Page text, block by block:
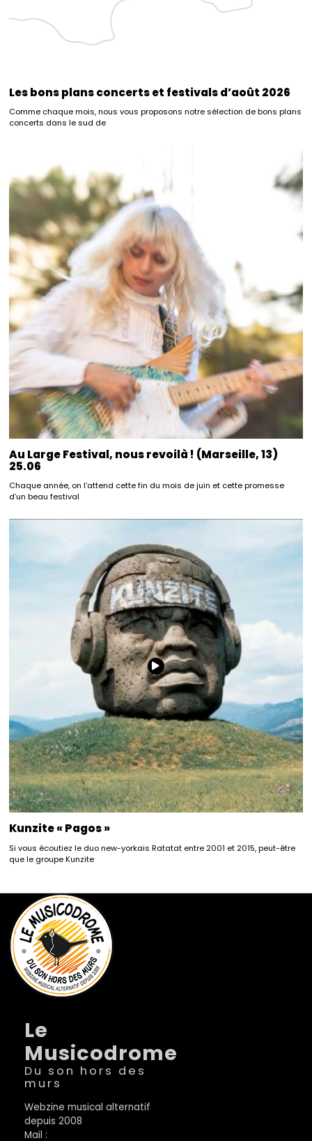
Les bons plans concerts et festivals d’août 2026
Comme chaque mois, nous vous proposons notre sélection de bons plans
concerts dans le sud de
Au Large Festival, nous revoilà ! (Marseille, 13)
25.06
Chaque année, on l’attend cette fin du mois de juin et cette promesse
d’un beau festival
Kunzite « Pagos »
Si vous écoutiez le duo new-yorkais Ratatat entre 2001 et 2015, peut-être
que le groupe Kunzite
Le
Musicodrome
Du son hors des
murs
Webzine musical alternatif
depuis 2008
Mail :